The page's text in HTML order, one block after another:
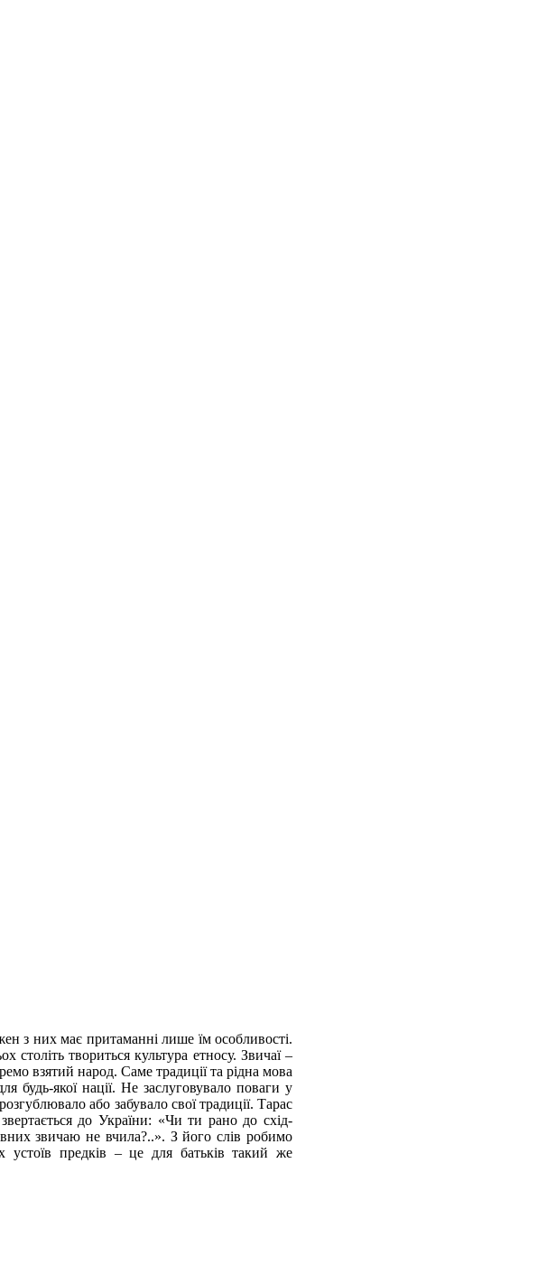
з них має притаманні лише їм особливості.
твориться культура етносу. Звичаї –
взятий народ. Саме традиції та рідна мова
будь-якої нації. Не заслуговувало поваги у
або забувало свої традиції. Тарас
до України: «Чи ти рано до схід-
звичаю не вчила?..». З його слів робимо
устоїв предків – це для батьків такий же